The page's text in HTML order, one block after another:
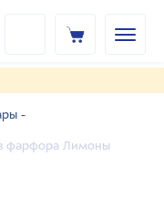
-
фарфора Лимоны